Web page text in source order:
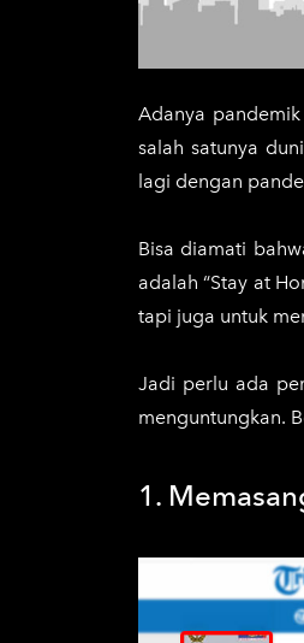
Adanya
salah satunya
lagi dengan
Bisa diamati
adalah “Stay at
tapi juga untuk
Jadi perlu ada
menguntungkan.
1.